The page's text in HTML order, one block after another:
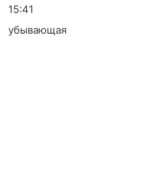
15:41
убывающая